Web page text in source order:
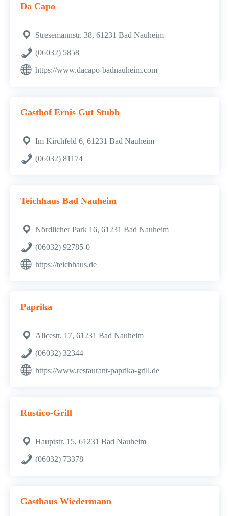
Da Capo
Stresemannstr. 38, 61231 Bad Nauheim
(06032) 5858
https://www.dacapo-badnauheim.com
Gasthof Ernis Gut Stubb
Im Kirchfeld 6, 61231 Bad Nauheim
(06032) 81174
Teichhaus Bad Nauheim
Nördlicher Park 16, 61231 Bad Nauheim
(06032) 92785-0
https://teichhaus.de
Paprika
Alicestr. 17, 61231 Bad Nauheim
(06032) 32344
https://www.restaurant-paprika-grill.de
Rustico-Grill
Hauptstr. 15, 61231 Bad Nauheim
(06032) 73378
Gasthaus Wiedermann